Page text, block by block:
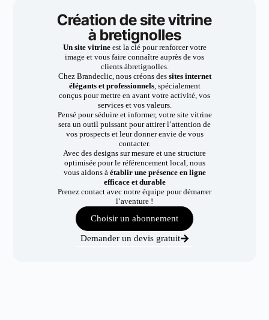
Création de site vitrine
à bretignolles
Un site vitrineest la clé pour renforcer votre
image et vous faire connaître auprès de vos
clients àbretignolles.
Chez Brandeclic, nous créons dessites internet
élégants et professionnels, spécialement
conçus pour mettre en avant votre activité, vos
services et vos valeurs.
Pensé pour séduire et informer, votre site vitrine
sera un outil puissant pour attirer l’attention de
vos prospects et leur donner envie de vous
contacter.
Avec des designs sur mesure et une structure
optimisée pour le référencement local, nous
vous aidons à établir une présence en ligne
efficace et durable
Prenez contact avec notre équipe pour démarrer
l’aventure !
Choisir un abonnement
Demander un devis gratuit